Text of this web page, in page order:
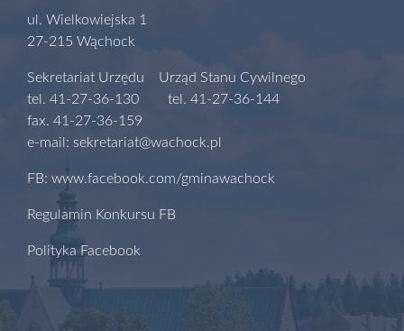
ul. Wielkowiejska 1
27-215 Wąchock
Sekretariat Urzędu Urząd Stanu Cywilnego
tel. 41-27-36-130 tel. 41-27-36-144
fax. 41-27-36-159
e-mail: sekretariat@wachock.pl
FB: www.facebook.com/gminawachock
Regulamin Konkursu FB
Polityka Facebook